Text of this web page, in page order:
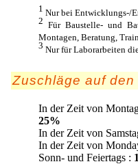
1 Nur bei Entwicklungs-/
2 Für Baustelle- und
Montagen, Beratung,
3 Nur für Laborarbeiten
Zuschläge auf
In der Zeit von
25%
In der Zeit von
In der Zeit von
Sonn- und Feiertags :